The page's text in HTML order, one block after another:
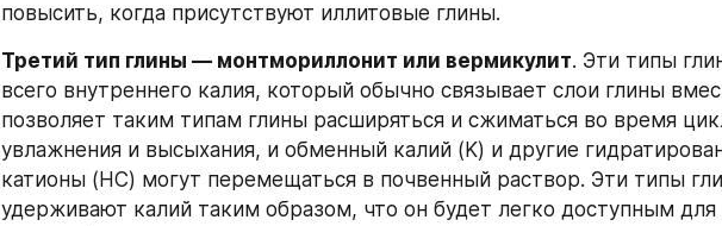
повысить, когда присутствуют иллитовые глины.
Третий тип глины — монтмориллонит или вермикулит. Эти типы
всего внутреннего калия, который обычно связывает слои глины
позволяет таким типам глины расширяться и сжиматься во время
увлажнения и высыхания, и обменный калий (K) и другие
катионы (HC) могут перемещаться в почвенный раствор. Эти типы
удерживают калий таким образом, что он будет легко доступным для